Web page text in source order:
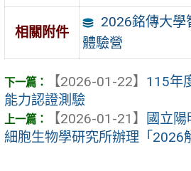
相關附件
2026銘傳大學
體驗營
【2026-01-22】 115年
能力認證測驗
【2026-01-21】
國立
細胞生物學研究所辦理「2026